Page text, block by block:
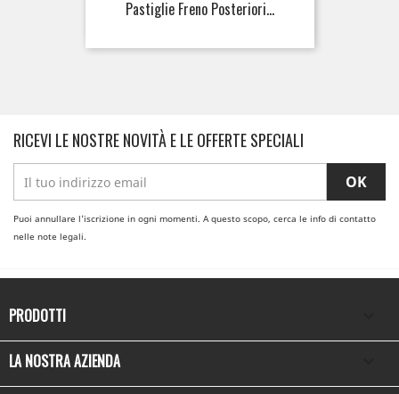
Pastiglie Freno Posteriori...
RICEVI LE NOSTRE NOVITÀ E LE OFFERTE SPECIALI
Puoi annullare l'iscrizione in ogni momenti. A questo scopo, cerca le info di contatto
nelle note legali.
PRODOTTI
LA NOSTRA AZIENDA